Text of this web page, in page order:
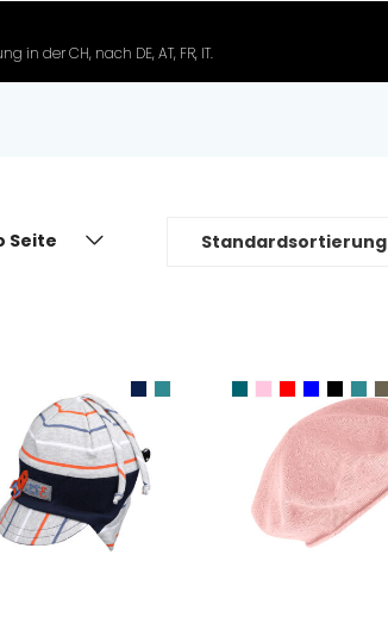
der CH, nach DE, AT, FR, IT.
Standardsortierung
Seite